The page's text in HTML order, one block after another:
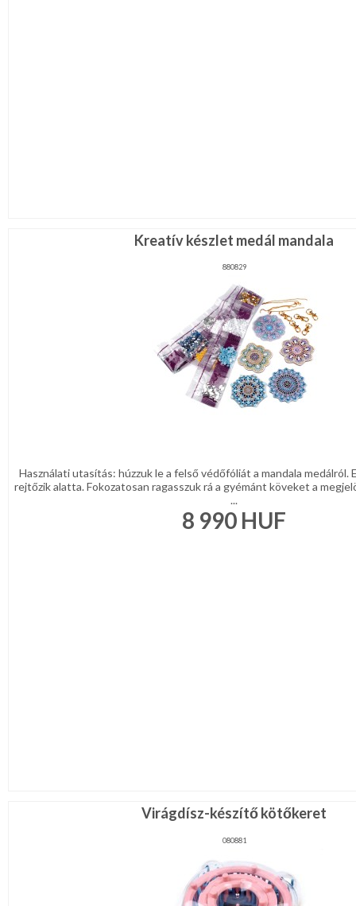
Kreatív készlet medál mandala
880829
Használati utasítás: húzzuk le a felső védőfóliát a mandala medálról.
rejtőzik alatta. Fokozatosan ragasszuk rá a gyémánt köveket a
...
8 990 HUF
Virágdísz-készítő kötőkeret
080881